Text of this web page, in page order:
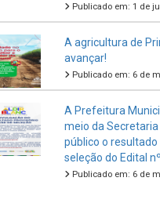
Publicado em: 1 de
A agricultura de
avançar!
Publicado em: 6 de
A Prefeitura
meio da
público o
seleção do Edital
Publicado em: 6 de